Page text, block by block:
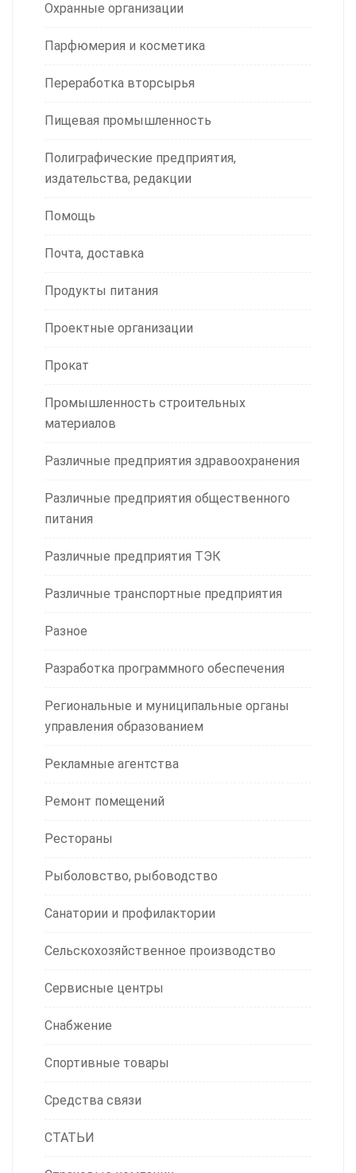
Охранные организации
Парфюмерия и косметика
Переработка вторсырья
Пищевая промышленность
Полиграфические предприятия,
издательства, редакции
Помощь
Почта, доставка
Продукты питания
Проектные организации
Прокат
Промышленность строительных
материалов
Различные предприятия здравоохранения
Различные предприятия общественного
питания
Различные предприятия ТЭК
Различные транспортные предприятия
Разное
Разработка программного обеспечения
Региональные и муниципальные органы
управления образованием
Рекламные агентства
Ремонт помещений
Рестораны
Рыболовство, рыбоводство
Санатории и профилактории
Сельскохозяйственное производство
Сервисные центры
Снабжение
Спортивные товары
Средства связи
СТАТЬИ